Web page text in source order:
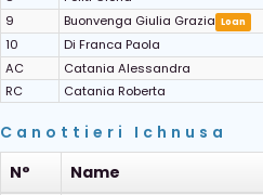
9
Buonvenga Giulia Grazia Loan
10
Di Franca Paola
AC
Catania Alessandra
RC
Catania Roberta
Canottieri Ichnusa
N°
Name